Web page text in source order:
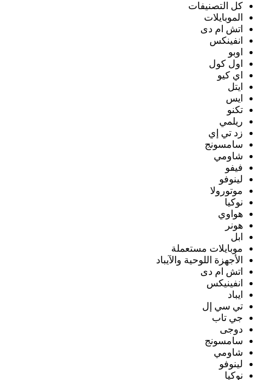
كل التصنيفات
الموبايلات
اتش ام دى
انفينكس
اوبو
اول كول
اي كيو
ايتل
ايس
تكنو
ريلمي
زد تي إي
سامسونج
شاومي
فيفو
لينوفو
موتورولا
نوكيا
هواوي
هونر
ابل
موبايلات مستعملة
الأجهزة اللوحية والآيباد
اتش ام دى
انفينيكس
ايباد
تي سي إل
جي تاب
دوجى
سامسونج
شاومي
لينوفو
نوكيا